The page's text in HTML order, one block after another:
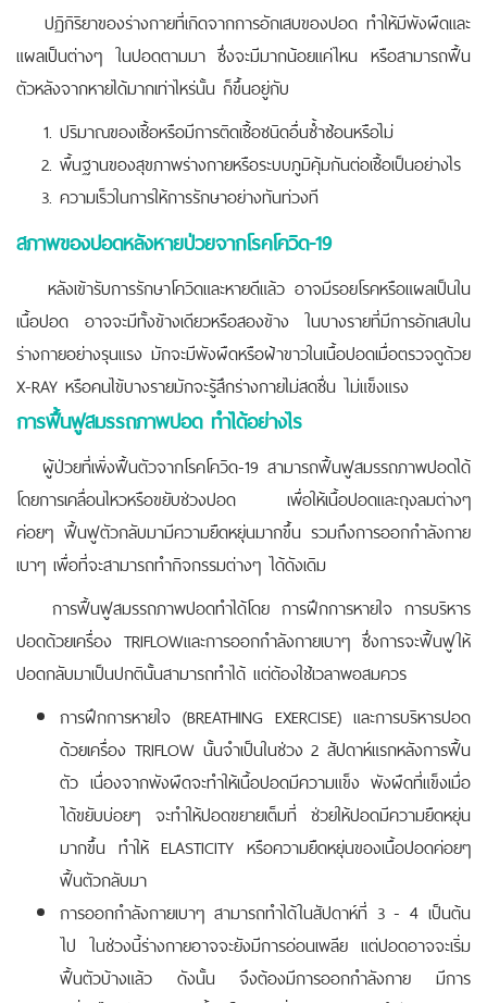
ปฏิกิริยาของร่างกายที่เกิดจากการอักเสบของปอด ทำให้มีพังผืดและ
แผลเป็นต่างๆ ในปอดตามมา ซึ่งจะมีมากน้อยแค่ไหน หรือสามารถฟื้น
ตัวหลังจากหายได้มากเท่าไหร่นั้น ก็ขึ้นอยู่กับ
ปริมาณของเชื้อหรือมีการติดเชื้อชนิดอื่นซ้ำซ้อนหรือไม่
พื้นฐานของสุขภาพร่างกายหรือระบบภูมิคุ้มกันต่อเชื้อเป็นอย่างไร
ความเร็วในการให้การรักษาอย่างทันท่วงที
สภาพของปอดหลังหายป่วยจากโรคโควิด-19
หลังเข้ารับการรักษาโควิดและหายดีแล้ว อาจมีรอยโรคหรือแผลเป็นใน
เนื้อปอด อาจจะมีทั้งข้างเดียวหรือสองข้าง ในบางรายที่มีการอักเสบใน
ร่างกายอย่างรุนแรง มักจะมีพังผืดหรือฝ้าขาวในเนื้อปอดเมื่อตรวจดูด้วย
X-RAY หรือคนไข้บางรายมักจะรู้สึกร่างกายไม่สดชื่น ไม่แข็งแรง
การฟื้นฟูสมรรถภาพปอด ทำได้อย่างไร
ผู้ป่วยที่เพิ่งฟื้นตัวจากโรคโควิด-19 สามารถฟื้นฟูสมรรถภาพปอดได้
โดยการเคลื่อนไหวหรือขยับช่วงปอด เพื่อให้เนื้อปอดและถุงลมต่างๆ
ค่อยๆ ฟื้นฟูตัวกลับมามีความยืดหยุ่นมากขึ้น รวมถึงการออกกำลังกาย
เบาๆ เพื่อที่จะสามารถทำกิจกรรมต่างๆ ได้ดังเดิม
การฟื้นฟูสมรรถภาพปอดทำได้โดย การฝึกการหายใจ การบริหาร
ปอดด้วยเครื่อง TRIFLOWและการออกกำลังกายเบาๆ ซึ่งการจะฟื้นฟูให้
ปอดกลับมาเป็นปกตินั้นสามารถทำได้ แต่ต้องใช้เวลาพอสมควร
การฝึกการหายใจ (BREATHING EXERCISE) และการบริหารปอด
ด้วยเครื่อง TRIFLOW นั้นจำเป็นในช่วง 2 สัปดาห์แรกหลังการฟื้น
ตัว เนื่องจากพังผืดจะทำให้เนื้อปอดมีความแข็ง พังผืดที่แข็งเมื่อ
ได้ขยับบ่อยๆ จะทำให้ปอดขยายเต็มที่ ช่วยให้ปอดมีความยืดหยุ่น
มากขึ้น ทำให้ ELASTICITY หรือความยืดหยุ่นของเนื้อปอดค่อยๆ
ฟื้นตัวกลับมา
การออกกำลังกายเบาๆ สามารถทำได้ในสัปดาห์ที่ 3 - 4 เป็นต้น
ไป ในช่วงนี้ร่างกายอาจจะยังมีการอ่อนเพลีย แต่ปอดอาจจะเริ่ม
ฟื้นตัวบ้างแล้ว ดังนั้น จึงต้องมีการออกกำลังกาย มีการ